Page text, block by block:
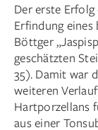
Der erste
Erfindung eines
Böttger
geschätzten
35). Damit war
weiteren
Hartporzellans
aus einer